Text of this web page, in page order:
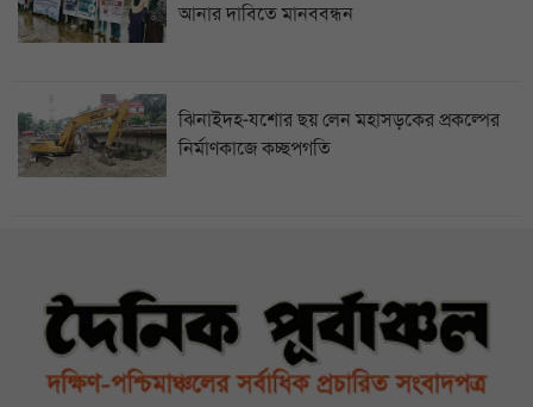
আনার দাবিতে মানববন্ধন
ঝিনাইদহ-যশোর ছয় লেন মহাসড়কের প্রকল্পের
নির্মাণকাজে কচ্ছপগতি